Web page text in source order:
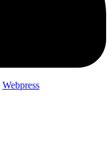
Webpress